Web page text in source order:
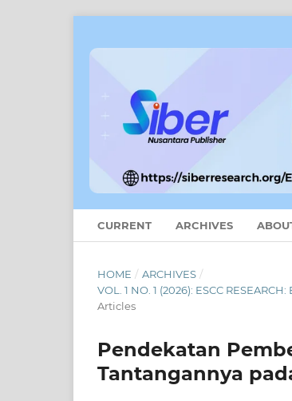
CURRENT ARCHIVES
HOME / ARCHIVES /
VOL. 1 NO. 1 (2026): ESCC
Articles
Pendekatan
Tantangannya